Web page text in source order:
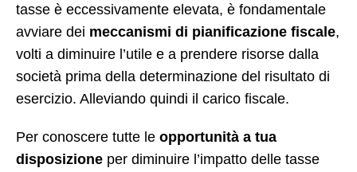
tasse è eccessivamente elevata, è fondamentale
avviare dei meccanismi di pianificazione fiscale,
volti a diminuire l’utile e a prendere risorse dalla
società prima della determinazione del risultato di
esercizio. Alleviando quindi il carico fiscale.
Per conoscere tutte le opportunità a tua
disposizione per diminuire l’impatto delle tasse